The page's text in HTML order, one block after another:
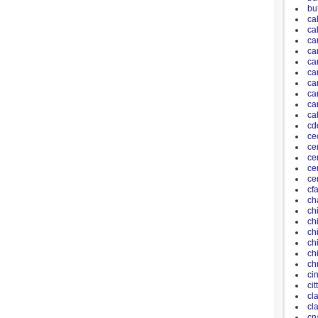
cfa